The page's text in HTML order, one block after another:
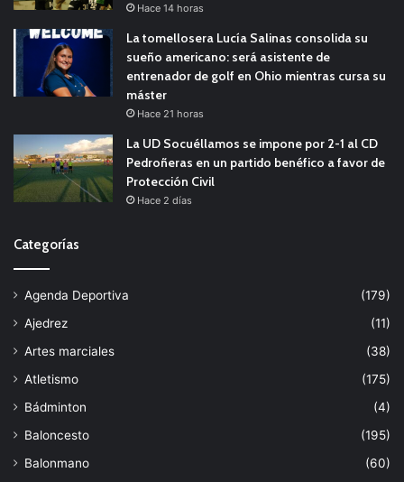
Hace 14 horas
La tomellosera Lucía Salinas consolida su
sueño americano: será asistente de
entrenador de golf en Ohio mientras cursa su
máster
Hace 21 horas
La UD Socuéllamos se impone por 2-1 al CD
Pedroñeras en un partido benéfico a favor de
Protección Civil
Hace 2 días
Categorías
Agenda Deportiva
(179)
Ajedrez
(11)
Artes marciales
(38)
Atletismo
(175)
Bádminton
(4)
Baloncesto
(195)
Balonmano
(60)